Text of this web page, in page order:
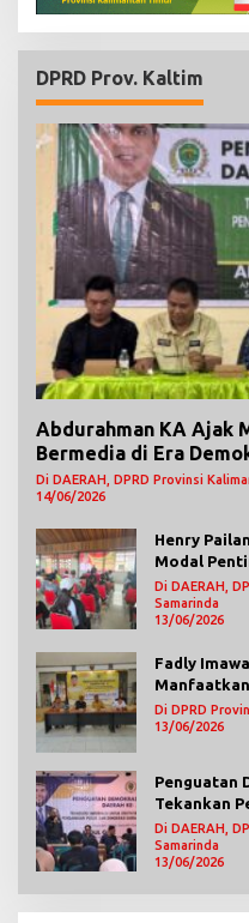
DPRD Prov. Kaltim
Abdurahman KA Ajak
Bermedia di Era
Di DAERAH, DPRD Provinsi
14/06/2026
Henry
Modal
Lebih
Di DAERAH,
Samarinda
13/06/2026
Fadly
Mengawasi
Di DPRD
13/06/2026
Penguatan
Tekankan
Di DAERAH,
Samarinda
13/06/2026